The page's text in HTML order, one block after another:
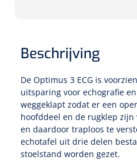
Drinkhulpmiddelen
Bekers
Koffiebekers
Gynecologische
Lichtbronnen &
Loupebrillen
Otoscopen
Draagbaar
Toebehoren
Traction
Osteo
Papierwaren
Handdoeken
Dameshygiëne
Zakdoekjes
Glijmiddel
Urinalen
Spoelingen
Bedpannen &
Infuusstaander
Toebehoren
Zeletten
Naaldcontainers en
Matrassen &
Bedden
Medisch kabinet
Onderzoekstafels
Nageltangen
Verwijdertangen voor
Bistouri
Bistourimesjes
Vetgaaskompressen
Gaaskompressen
Oogkompressen
Beschrijving
De Optimus 3 ECG is
uitsparing voor echografie
weggeklapt zodat er een
hoofddeel en de rugklep zijn
en daardoor traploos te
echotafel uit drie delen
stoelstand worden gezet.